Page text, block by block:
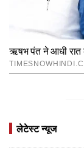
लेटेस्ट न्यूज